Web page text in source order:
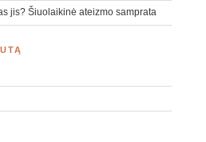
jis? Šiuolaikinė ateizmo samprata